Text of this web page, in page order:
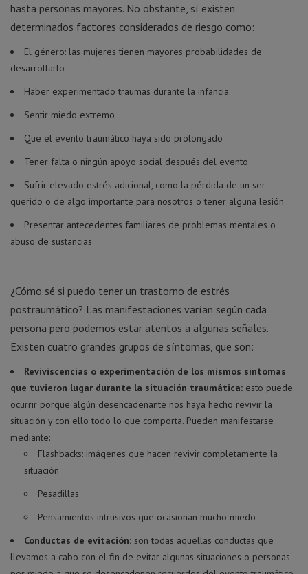
hasta personas mayores. No obstante, sí existen
determinados factores considerados de riesgo como:
El género: las mujeres tienen mayores probabilidades de
desarrollarlo
Haber experimentado traumas durante la infancia
Sentir miedo extremo
Que el evento traumático haya sido prolongado
Tener falta o ningún apoyo social después del evento
Sufrir elevado estrés adicional, como la pérdida de un ser
querido o de algo importante para nosotros o tener alguna lesión
Presentar antecedentes familiares de problemas mentales o
abuso de sustancias
¿Cómo sé si puedo tener un trastorno de estrés
postraumático? Las manifestaciones varían según cada
persona pero podemos estar atentos a algunas señales.
Existen cuatro grandes grupos de síntomas, que son:
Reviviscencias o experimentación de los mismos síntomas
que tuvieron lugar durante la situación traumática: esto puede
ocurrir porque algún desencadenante nos haya hecho revivir la
situación y con ello todo lo que comporta. Pueden manifestarse
mediante:
Flashbacks: imágenes que hacen revivir completamente la
situación
Pesadillas
Pensamientos intrusivos que ocasionan mucho miedo
Conductas de evitación: son todas aquellas conductas que
llevamos a cabo con el fin de evitar algunas situaciones o personas